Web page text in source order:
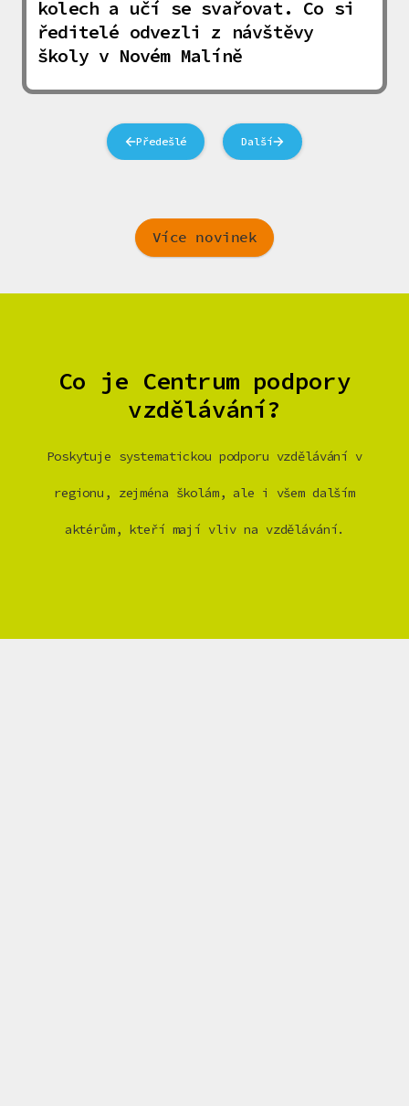
kolech a učí se svařovat. Co si
ředitelé odvezli z návštěvy
školy v Novém Malíně
Předešlé Další
Více novinek
Co je Centrum podpory
vzdělávání?
Poskytuje systematickou podporu vzdělávání v
regionu, zejména školám, ale i všem dalším
aktérům, kteří mají vliv na vzdělávání.